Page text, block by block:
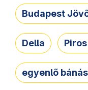
Budapest
Della
egyenlő